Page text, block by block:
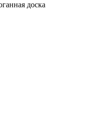
доска